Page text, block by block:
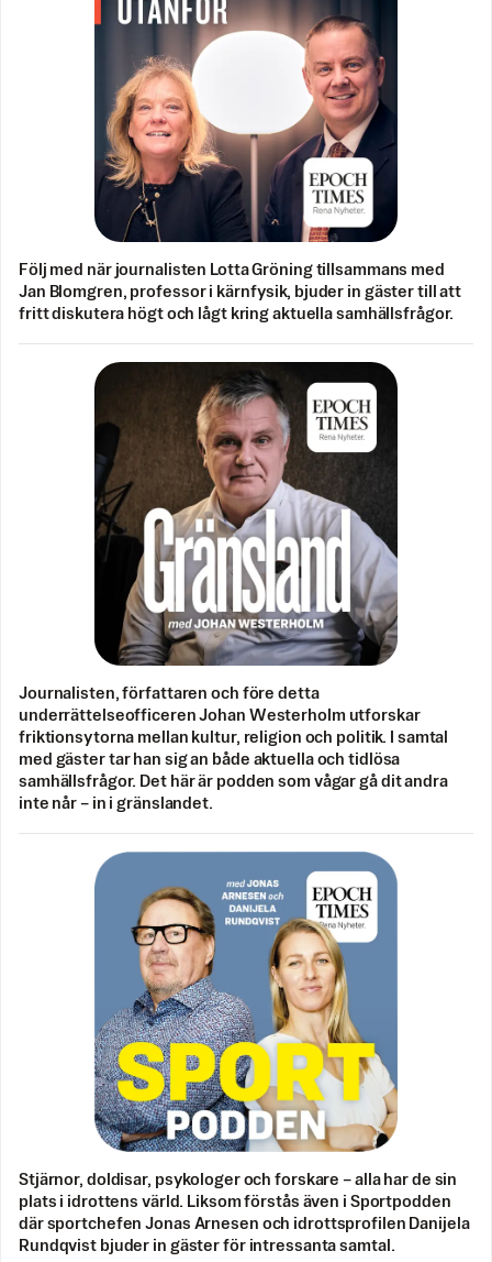
Följ med när journalisten Lotta Gröning tillsammans med
Jan Blomgren, professor i kärnfysik, bjuder in gäster till att
fritt diskutera högt och lågt kring aktuella samhällsfrågor.
Journalisten, författaren och före detta
underrättelseofficeren Johan Westerholm utforskar
friktionsytorna mellan kultur, religion och politik. I samtal
med gäster tar han sig an både aktuella och tidlösa
samhällsfrågor. Det här är podden som vågar gå dit andra
inte når – in i gränslandet.
Stjärnor, doldisar, psykologer och forskare – alla har de sin
plats i idrottens värld. Liksom förstås även i Sportpodden
där sportchefen Jonas Arnesen och idrottsprofilen Danijela
Rundqvist bjuder in gäster för intressanta samtal.